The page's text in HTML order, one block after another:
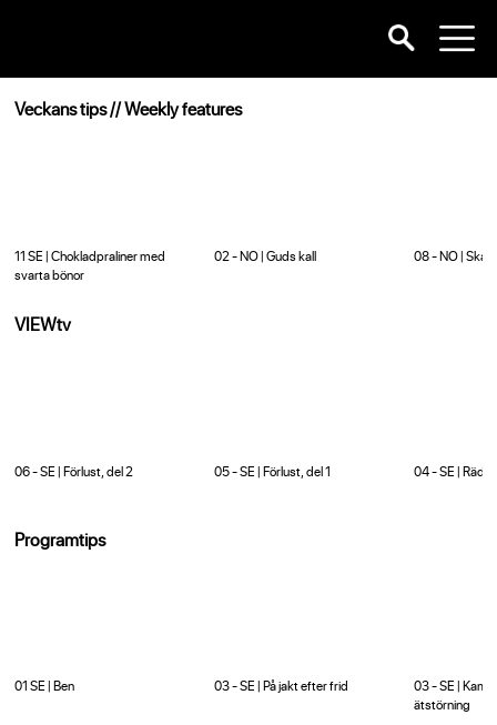
Veckans tips // Weekly features
11 SE | Chokladpraliner med
svarta bönor
02 - NO | Guds kall 08 - NO |
VIEWtv
06 - SE | Förlust, del 2 05 - SE | Förlust, del 1 04 - SE |
Programtips
01 SE | Ben 03 - SE | På jakt efter frid
03 - SE |
ätstörning